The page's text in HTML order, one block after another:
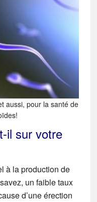
aussi, pour la santé de
il sur votre
à la production de
un faible taux
d’une érection